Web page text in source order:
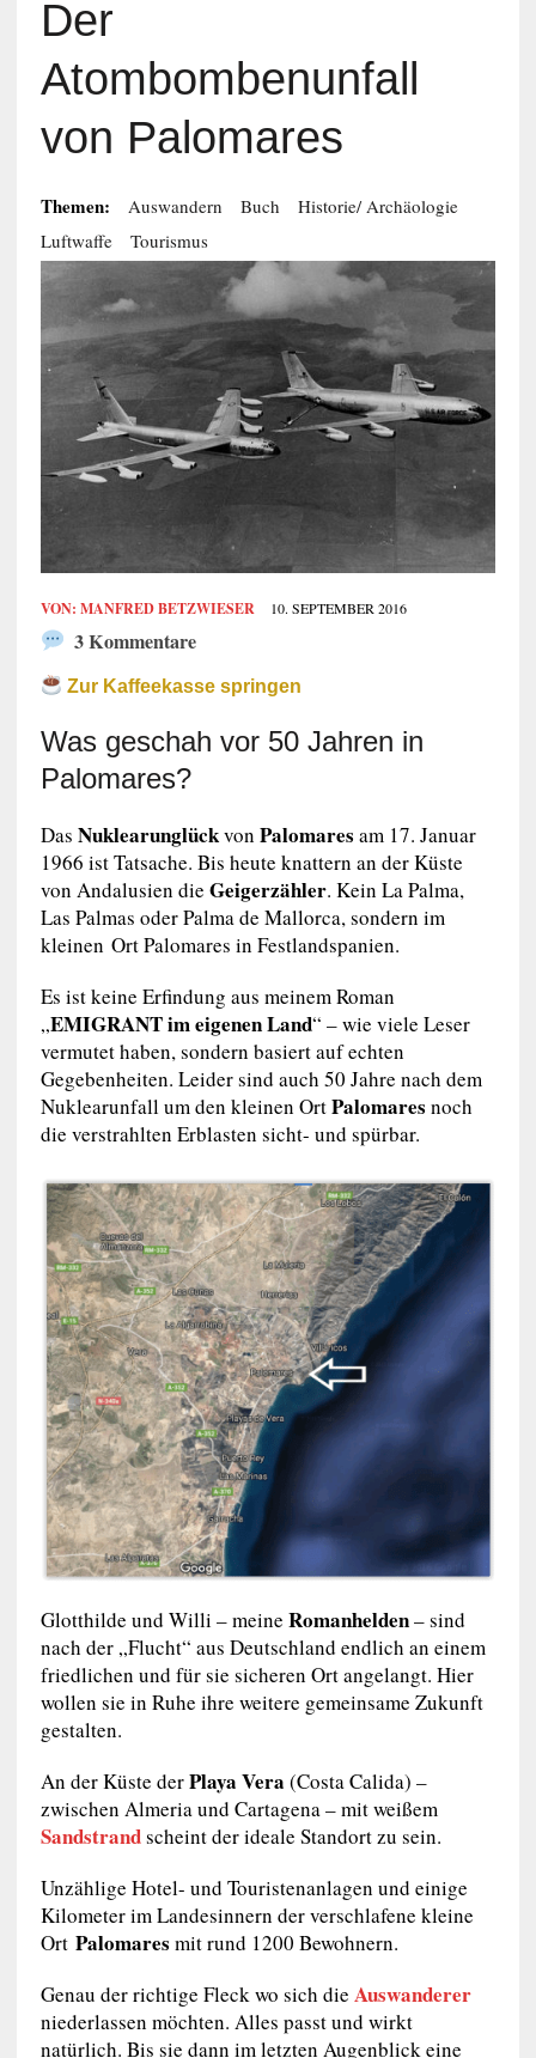
Der
Atombombenunfall
von Palomares
Themen: Auswandern Buch
Historie/ Archäologie
Luftwaffe
Tourismus
VON: MANFRED BETZWIESER 10. SEPTEMBER 2016
3 Kommentare
Zur Kaffeekasse springen
Was geschah vor 50 Jahren in
Palomares?
Das Nuklearunglückvon Palomares am 17. Januar
1966 ist Tatsache. Bis heute knattern an der Küste
von Andalusien die Geigerzähler. Kein La Palma,
Las Palmas oder Palma de Mallorca, sondern im
kleinen Ort Palomares in Festlandspanien.
Es ist keine Erfindung aus meinem Roman
„EMIGRANT im eigenen Land“ – wie viele Leser
vermutet haben, sondern basiert auf echten
Gegebenheiten. Leider sind auch 50 Jahre nach dem
Nuklearunfall um den kleinen OrtPalomares noch
die verstrahlten Erblasten sicht- und spürbar.
Glotthilde und Willi – meine Romanhelden– sind
nach der „Flucht“ aus Deutschland endlich an einem
friedlichen und für sie sicheren Ort angelangt. Hier
wollen sie in Ruhe ihre weitere gemeinsame Zukunft
gestalten.
An der Küste derPlaya Vera (Costa Calida) –
zwischen Almeria und Cartagena – mit weißem
Sandstrandscheint der ideale Standort zu sein.
Unzählige Hotel- und Touristenanlagen und einige
Kilometer im Landesinnern der verschlafene kleine
OrtPalomares mit rund 1200 Bewohnern.
Genau der richtige Fleck wo sich die Auswanderer
niederlassen möchten. Alles passt und wirkt
natürlich. Bis sie dann im letzten Augenblick eine